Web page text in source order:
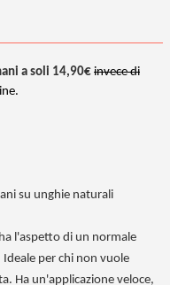
a soli 14,90€ invece di
su unghie naturali
l'aspetto di un normale
per chi non vuole
Ha un'applicazione veloce,